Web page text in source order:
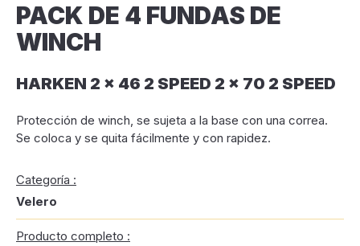
PACK DE 4 FUNDAS DE
WINCH
HARKEN 2 x 46 2 SPEED 2 x 70 2 SPEED
Protección de winch, se sujeta a la base con una correa.
Se coloca y se quita fácilmente y con rapidez.
Categoría :
Velero
Producto completo :